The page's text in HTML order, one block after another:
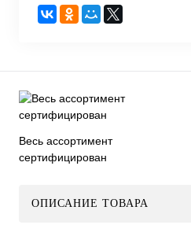
Весь ассортимент
сертифицирован
ОПИСАНИЕ ТОВАРА